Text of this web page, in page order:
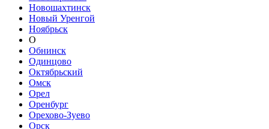
Новошахтинск
Новый Уренгой
Ноябрьск
О
Обнинск
Одинцово
Октябрьский
Омск
Орел
Оренбург
Орехово-Зуево
Орск